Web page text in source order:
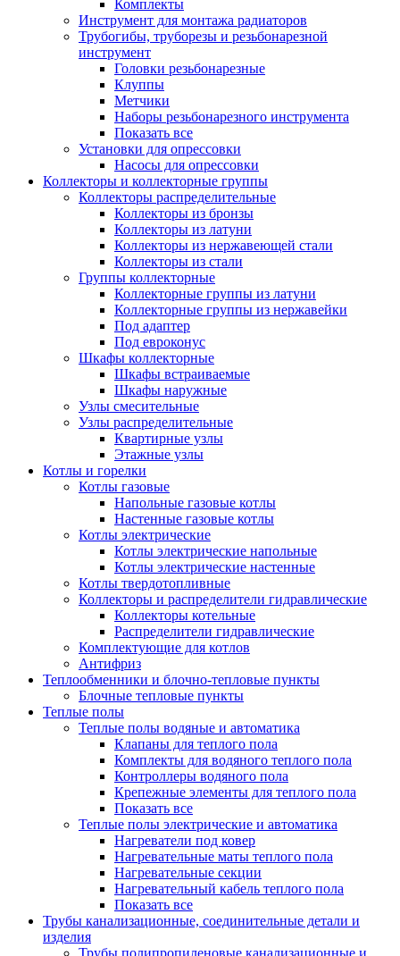
Комплекты
Инструмент для монтажа радиаторов
Трубогибы, труборезы и резьбонарезной
инструмент
Головки резьбонарезные
Клуппы
Метчики
Наборы резьбонарезного инструмента
Показать все
Установки для опрессовки
Насосы для опрессовки
Коллекторы и коллекторные группы
Коллекторы распределительные
Коллекторы из бронзы
Коллекторы из латуни
Коллекторы из нержавеющей стали
Коллекторы из стали
Группы коллекторные
Коллекторные группы из латуни
Коллекторные группы из нержавейки
Под адаптер
Под евроконус
Шкафы коллекторные
Шкафы встраиваемые
Шкафы наружные
Узлы смесительные
Узлы распределительные
Квартирные узлы
Этажные узлы
Котлы и горелки
Котлы газовые
Напольные газовые котлы
Настенные газовые котлы
Котлы электрические
Котлы электрические напольные
Котлы электрические настенные
Котлы твердотопливные
Коллекторы и распределители гидравлические
Коллекторы котельные
Распределители гидравлические
Комплектующие для котлов
Антифриз
Теплообменники и блочно-тепловые пункты
Блочные тепловые пункты
Теплые полы
Теплые полы водяные и автоматика
Клапаны для теплого пола
Комплекты для водяного теплого пола
Контроллеры водяного пола
Крепежные элементы для теплого пола
Показать все
Теплые полы электрические и автоматика
Нагреватели под ковер
Нагревательные маты теплого пола
Нагревательные секции
Нагревательный кабель теплого пола
Показать все
Трубы канализационные, соединительные детали и
изделия
Трубы полипропиленовые канализационные и